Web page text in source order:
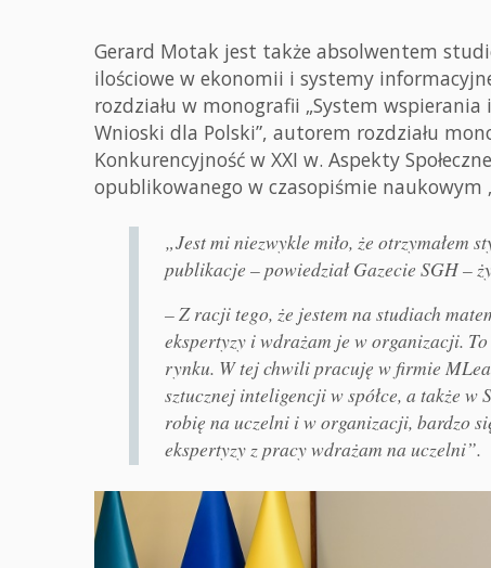
Gerard Motak jest także absolwentem
ilościowe w ekonomii i systemy
rozdziału w monografii „System
Wnioski dla Polski”, autorem rozdziału
Konkurencyjność w XXI w. Aspekty
opublikowanego w czasopiśmie naukowym
„Jest mi niezwykle miło, że otrzymałem
publikacje – powiedział Gazecie SGH –
– Z racji tego, że jestem na studiach
ekspertyzy i wdrażam je w organizacji.
rynku. W tej chwili pracuję w firmie
sztucznej inteligencji w spółce, a także w
robię na uczelni i w organizacji, bardzo
ekspertyzy z pracy wdrażam na uczelni”.